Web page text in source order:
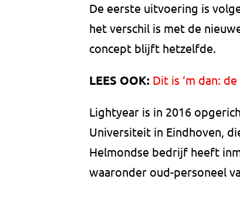
De eerste uitvoering is
het verschil is met de
concept blijft hetzelfde.
LEES OOK: Dit is ‘m dan:
Lightyear is in 2016
Universiteit in Eindhoven,
Helmondse bedrijf heeft
waaronder oud-personeel